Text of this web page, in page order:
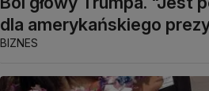
dla amerykańskiego
BIZNES